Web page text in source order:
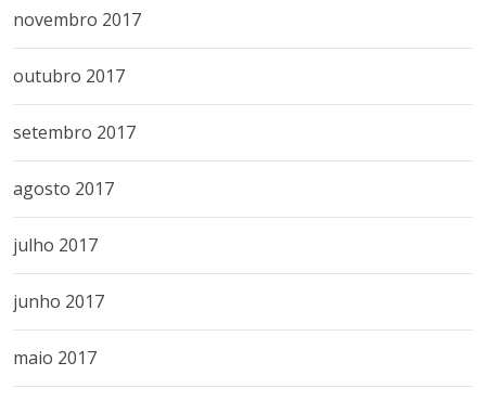
novembro 2017
outubro 2017
setembro 2017
agosto 2017
julho 2017
junho 2017
maio 2017